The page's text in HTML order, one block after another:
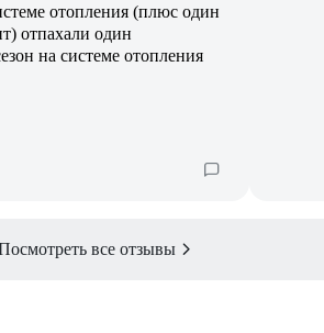
отопления (плюс один
отпахали один
на системе отопления
все отзывы